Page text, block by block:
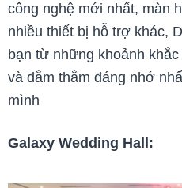
công nghệ mới nhất, màn
nhiều thiết bị hỗ trợ khác,
bạn từ những khoảnh
và đằm thắm đáng nhớ
mình
Galaxy Wedding Hall: